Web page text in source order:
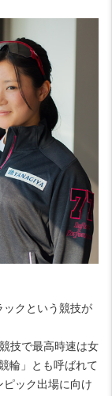
ックという競技が
技で最高時速は女
輪」とも呼ばれて
ック出場に向け